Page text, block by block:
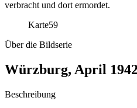
verbracht und dort ermordet.
Karte59
Über die Bildserie
Würzburg, April 1942
Beschreibung